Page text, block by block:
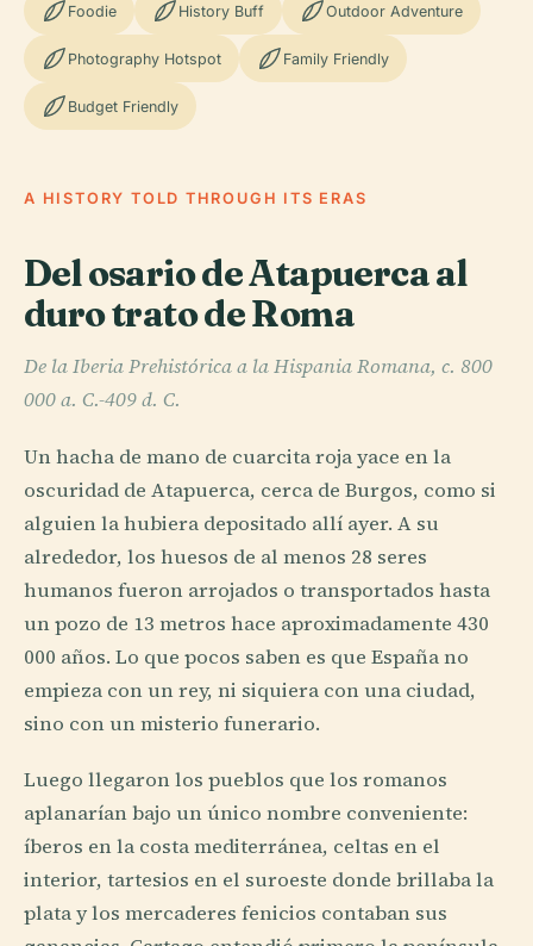
Foodie History Buff Outdoor Adventure
Photography Hotspot Family Friendly
Budget Friendly
A HISTORY TOLD THROUGH ITS ERAS
Del osario de Atapuerca al
duro trato de Roma
De la Iberia Prehistórica a la Hispania Romana, c. 800
000 a. C.-409 d. C.
Un hacha de mano de cuarcita roja yace en la
oscuridad de Atapuerca, cerca de Burgos, como si
alguien la hubiera depositado allí ayer. A su
alrededor, los huesos de al menos 28 seres
humanos fueron arrojados o transportados hasta
un pozo de 13 metros hace aproximadamente 430
000 años. Lo que pocos saben es que España no
empieza con un rey, ni siquiera con una ciudad,
sino con un misterio funerario.
Luego llegaron los pueblos que los romanos
aplanarían bajo un único nombre conveniente:
íberos en la costa mediterránea, celtas en el
interior, tartesios en el suroeste donde brillaba la
plata y los mercaderes fenicios contaban sus